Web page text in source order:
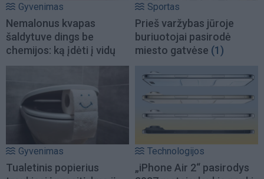
Gyvenimas
Nemalonus kvapas
šaldytuve dings be
chemijos: ką įdėti į vidų
Sportas
Prieš varžybas jūroje
buriuotojai pasirodė
miesto gatvėse (1)
Gyvenimas
Tualetinis popierius
Technologijos
„iPhone Air 2“ pasirodys